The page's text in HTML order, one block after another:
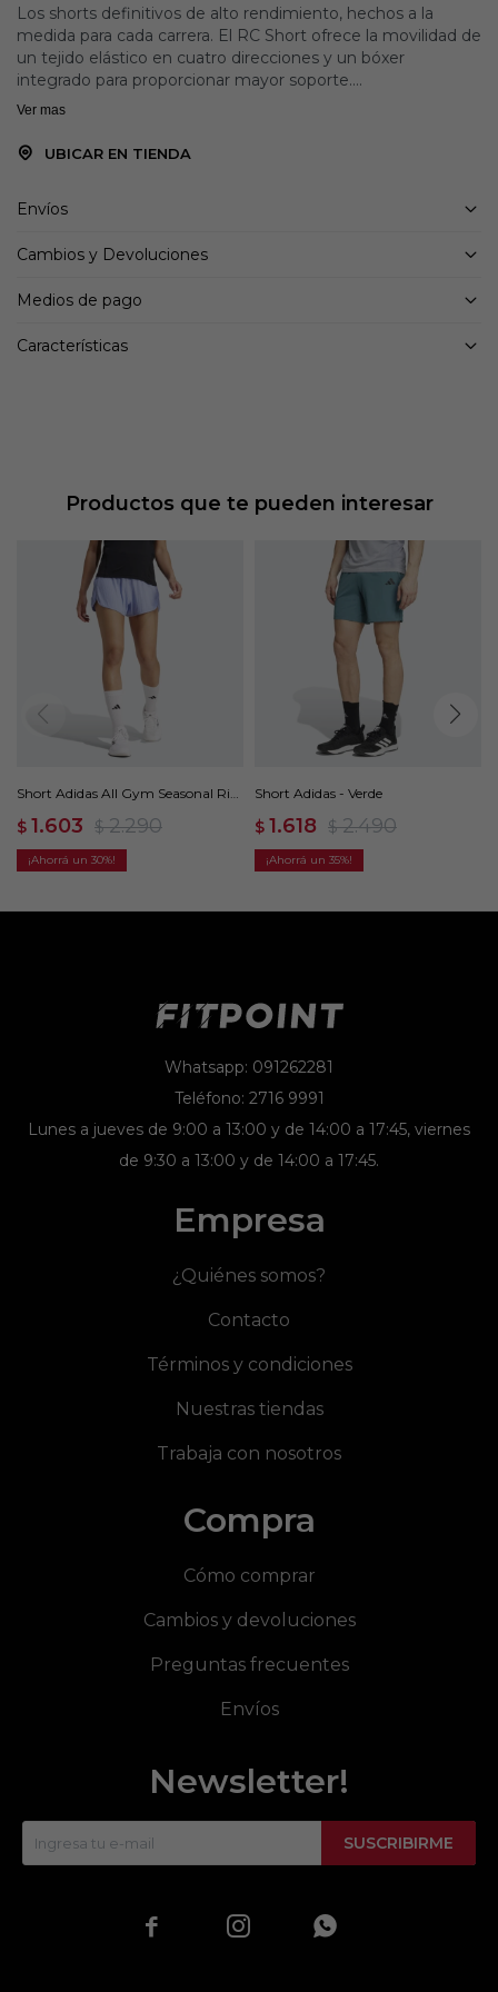
Los shorts definitivos de alto rendimiento, hechos a la
medida para cada carrera. El RC Short ofrece la movilidad de
un tejido elástico en cuatro direcciones y un bóxer
integrado para proporcionar mayor soporte.
La tecnología de secado rápido NB DRY mantiene la
Bóxer interno con tejido sin costuras que ofrece un estilo
Bolsillo externo trasero con cierre y dos bolsillos internos
Cintura elástica con cordón ajustable
Tejido elástico externo en cuatro direcciones con
Ver mas
UBICAR EN TIENDA
Envíos
Cambios y Devoluciones
Medios de pago
Características
Productos que te pueden interesar
Short Adidas All Gym Seasonal Rib
$ 1.603 $ 2.290
30
Short Adidas - Verde
$ 1.618 $ 2.490
35
Whatsapp: 091262281
Teléfono: 2716 9991
Lunes a jueves de 9:00 a 13:00 y de 14:00 a 17:45, viernes
de 9:30 a 13:00 y de 14:00 a 17:45.
Empresa
¿Quiénes somos?
Contacto
Términos y condiciones
Nuestras tiendas
Trabaja con nosotros
Compra
Cómo comprar
Cambios y devoluciones
Preguntas frecuentes
Envíos
Newsletter!
SUSCRIBIRME
  